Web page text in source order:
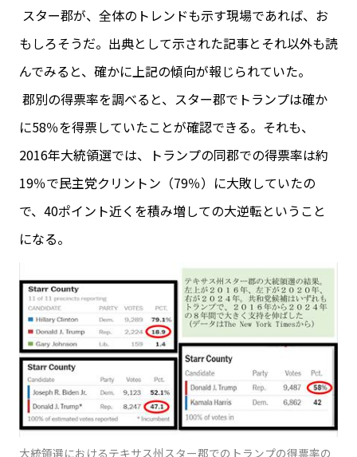
スター郡が、全体のトレンドも示す現場であれば、お
もしろそうだ。出典として示された記事とそれ以外も読
んでみると、確かに上記の傾向が報じられていた。
郡別の得票率を調べると、スター郡でトランプは確か
に58％を得票していたことが確認できる。それも、
2016年大統領選では、トランプの同郡での得票率は約
19％で民主党クリントン（79％）に大敗していたの
で、40ポイント近くを積み増しての大逆転ということ
になる。
大統領選におけるテキサス州スター郡でのトランプの得票率の